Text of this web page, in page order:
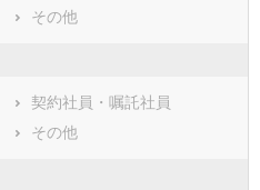
その他
契約社員・嘱託社員
その他